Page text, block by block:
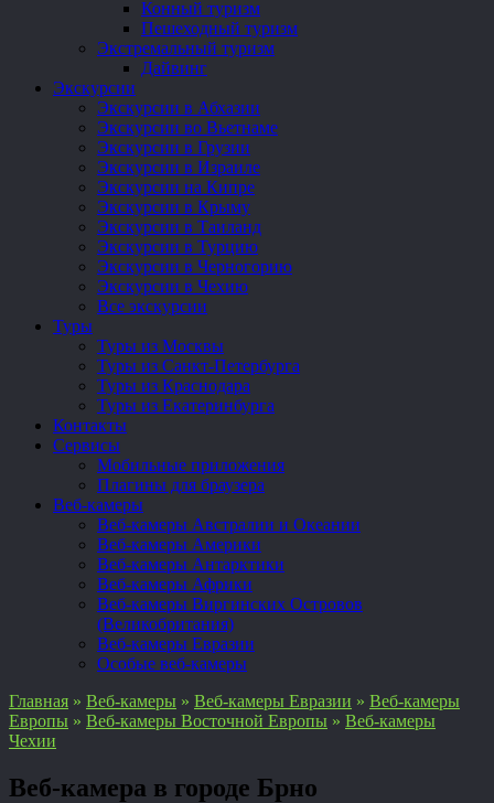
Конный туризм
Пешеходный туризм
Экстремальный туризм
Дайвинг
Экскурсии
Экскурсии в Абхазии
Экскурсии во Вьетнаме
Экскурсии в Грузии
Экскурсии в Израиле
Экскурсии на Кипре
Экскурсии в Крыму
Экскурсии в Таиланд
Экскурсии в Турцию
Экскурсии в Черногорию
Экскурсии в Чехию
Все экскурсии
Туры
Туры из Москвы
Туры из Санкт-Петербурга
Туры из Краснодара
Туры из Екатеринбурга
Контакты
Сервисы
Мобильные приложения
Плагины для браузера
Веб-камеры
Веб-камеры Австралии и Океании
Веб-камеры Америки
Веб-камеры Антарктики
Веб-камеры Африки
Веб-камеры Виргинских Островов
(Великобритания)
Веб-камеры Евразии
Особые веб-камеры
Главная » Веб-камеры » Веб-камеры Евразии » Веб-камеры
Европы » Веб-камеры Восточной Европы » Веб-камеры
Чехии
Веб-камера в городе Брно